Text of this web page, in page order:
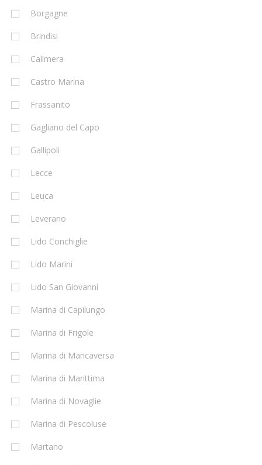
Borgagne
Brindisi
Calimera
Castro Marina
Frassanito
Gagliano del Capo
Gallipoli
Lecce
Leuca
Leverano
Lido Conchiglie
Lido Marini
Lido San Giovanni
Marina di Capilungo
Marina di Frigole
Marina di Mancaversa
Marina di Marittima
Marina di Novaglie
Marina di Pescoluse
Martano